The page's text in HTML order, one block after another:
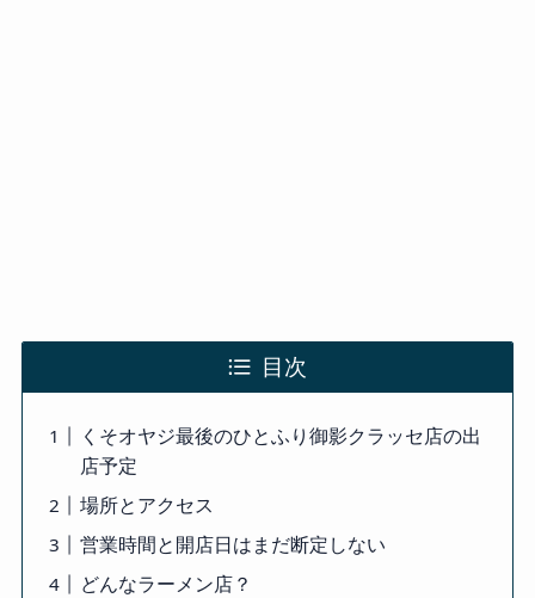
目次
くそオヤジ最後のひとふり御影クラッセ店の出
店予定
場所とアクセス
営業時間と開店日はまだ断定しない
どんなラーメン店？